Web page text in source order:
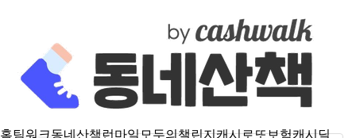
홈팀워크동네산책런마일모두의챌린지캐시로또보험캐시딜